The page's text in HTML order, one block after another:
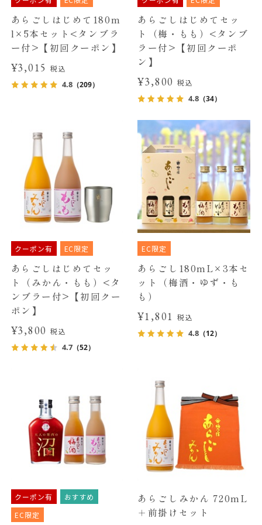
あらごしはじめて180m
l×5本セット<タンブラ
ー付>【初回クーポン】
¥3,015税込
4.8（209）
あらごしはじめてセッ
ト（梅・もも）<タンブ
ラー付>【初回クーポ
ン】
¥3,800 税込
4.8 （34）
クーポン有 EC限定
あらごしはじめてセッ
ト（みかん・もも）<タ
ンブラー付>【初回クー
ポン】
¥3,800税込
4.7（52）
EC限定
あらごし180mL×3本セ
ット（梅酒・ゆず・も
も）
¥1,801 税込
4.8 （12）
クーポン有
おすすめ
EC限定
あらごしみかん 720mL
＋前掛けセット